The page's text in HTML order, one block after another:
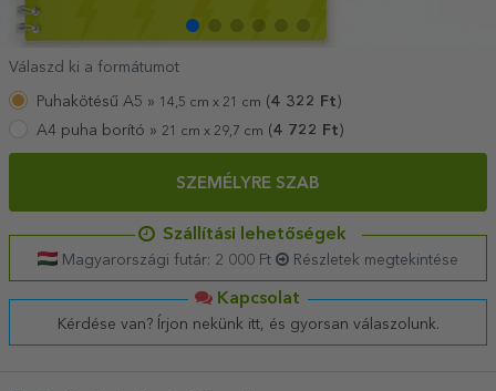
Válaszd ki a formátumot
Puhakötésű A5 » 14,5 cm x 21 cm (4 322 Ft )
A4 puha borító » 21 cm x 29,7 cm (4 722 Ft)
SZEMÉLYRE SZAB
Szállítási lehetőségek
Magyarországi futár: 2 000 Ft Részletek megtekintése
Kapcsolat
Kérdése van? Írjon nekünk itt, és gyorsan válaszolunk.